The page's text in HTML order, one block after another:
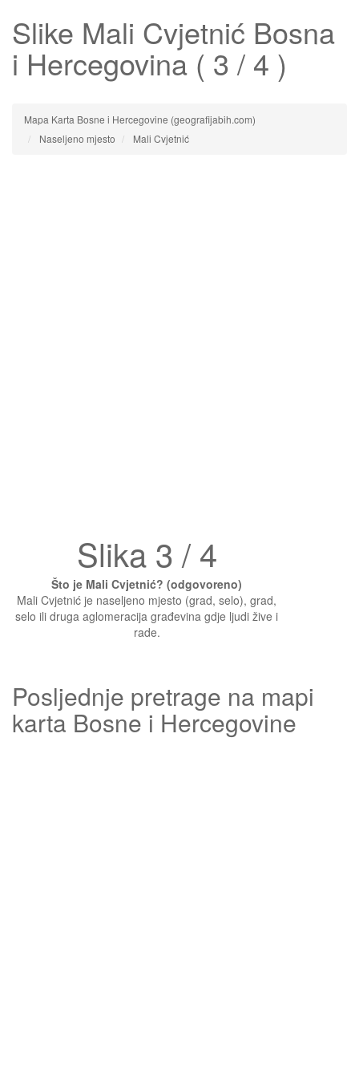
Slike Mali Cvjetnić Bosna
i Hercegovina ( 3 / 4 )
Mapa Karta Bosne i Hercegovine (geografijabih.com)
Naseljeno mjesto
Mali Cvjetnić
Slika 3 / 4
Što je Mali Cvjetnić? (odgovoreno)
Mali Cvjetnić je naseljeno mjesto (grad, selo), grad,
selo ili druga aglomeracija građevina gdje ljudi žive i
rade.
Posljednje pretrage na mapi
karta Bosne i Hercegovine